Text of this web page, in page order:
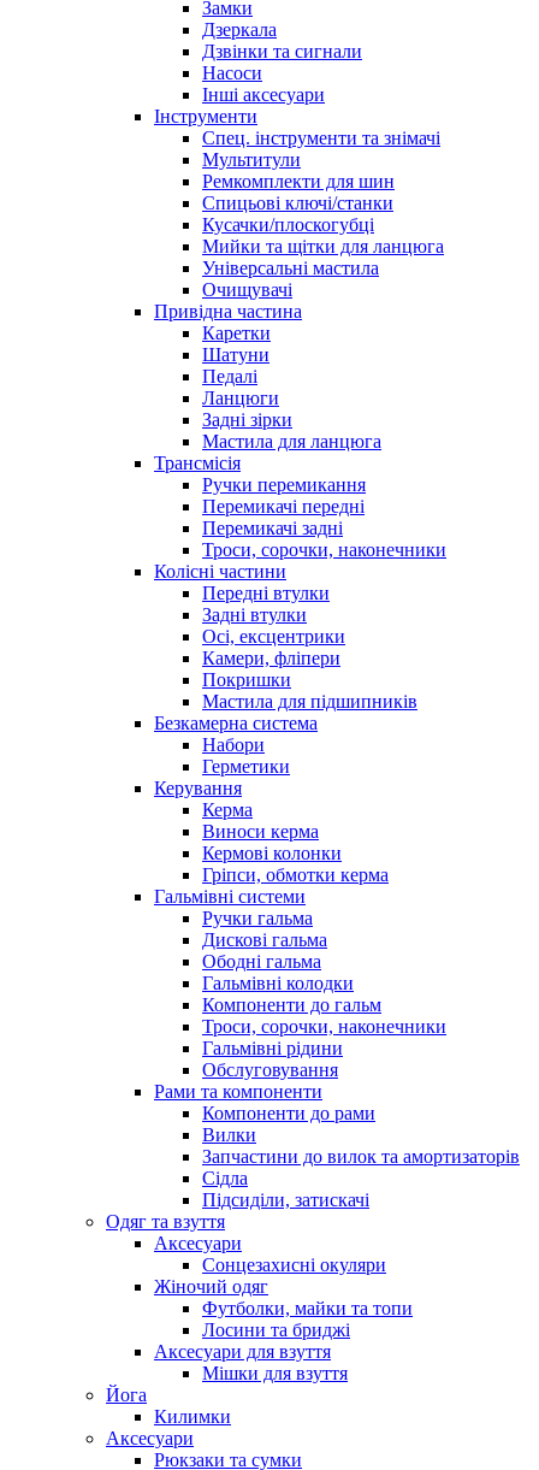
Замки
Дзеркала
Дзвінки та сигнали
Насоси
Інші аксесуари
Інструменти
Спец. інструменти та знімачі
Мультитули
Ремкомплекти для шин
Спицьові ключі/станки
Кусачки/плоскогубці
Мийки та щітки для ланцюга
Універсальні мастила
Очищувачі
Привідна частина
Каретки
Шатуни
Педалі
Ланцюги
Задні зірки
Мастила для ланцюга
Трансмісія
Ручки перемикання
Перемикачі передні
Перемикачі задні
Троси, сорочки, наконечники
Колісні частини
Передні втулки
Задні втулки
Осі, ексцентрики
Камери, фліпери
Покришки
Мастила для підшипників
Безкамерна система
Набори
Герметики
Керування
Керма
Виноси керма
Кермові колонки
Гріпси, обмотки керма
Гальмівні системи
Ручки гальма
Дискові гальма
Ободні гальма
Гальмівні колодки
Компоненти до гальм
Троси, сорочки, наконечники
Гальмівні рідини
Обслуговування
Рами та компоненти
Компоненти до рами
Вилки
Запчастини до вилок та амортизаторів
Сідла
Підсиділи, затискачі
Одяг та взуття
Аксесуари
Сонцезахисні окуляри
Жіночий одяг
Футболки, майки та топи
Лосини та бриджі
Аксесуари для взуття
Мішки для взуття
Йога
Килимки
Аксесуари
Рюкзаки та сумки